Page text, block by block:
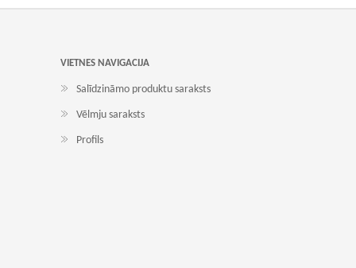
VIETNES NAVIGACIJA
Salīdzināmo produktu saraksts
Vēlmju saraksts
Profils